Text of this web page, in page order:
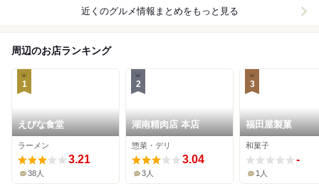
近くのグルメ情報まとめをもっと見る
周辺のお店ランキング
1
えびな食堂
ラーメン
3.21
38人
2
湖南精肉店 本店
惣菜・デリ
3.04
3人
3
福田屋製菓
和菓子
-
1人